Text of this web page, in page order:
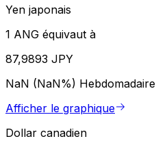
Yen japonais
1 ANG équivaut à
87,9893 JPY
NaN (NaN%) Hebdomadaire
Afficher le graphique
Dollar canadien